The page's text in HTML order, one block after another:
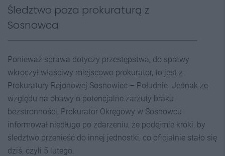
Śledztwo poza prokuraturą z
Sosnowca
Ponieważ sprawa dotyczy przestępstwa, do sprawy
wkroczył właściwy miejscowo prokurator, to jest z
Prokuratury Rejonowej Sosnowiec – Południe. Jednak ze
względu na obawy o potencjalne zarzuty braku
bezstronności, Prokurator Okręgowy w Sosnowcu
informował niedługo po zdarzeniu, że podejmie kroki, by
śledztwo przenieść do innej jednostki, co oficjalnie stało się
dziś, czyli 5 lutego.